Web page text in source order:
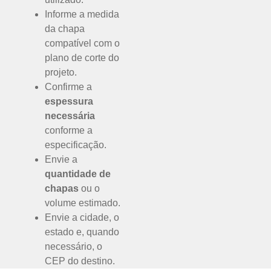
Informe a medida
da chapa
compatível com o
plano de corte do
projeto.
Confirme a
espessura
necessária
conforme a
especificação.
Envie a
quantidade de
chapas ou o
volume estimado.
Envie a cidade, o
estado e, quando
necessário, o
CEP do destino.